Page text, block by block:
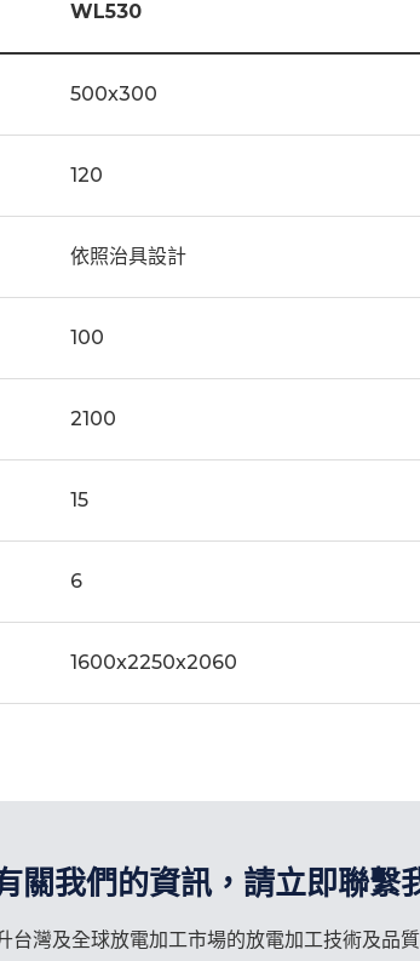
WL530
500x300
120
依照治具設計
100
2100
15
6
1600x2250x2060
關我們的資訊，請立即聯繫
台灣及全球放電加工市場的放電加工技術及品質